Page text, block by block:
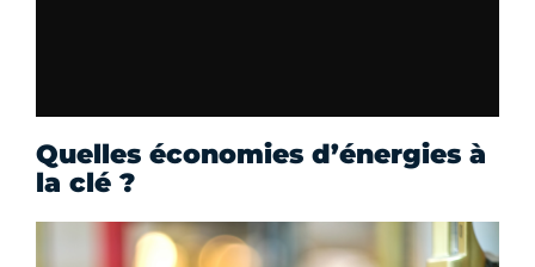
Quelles économies d’énergies à
la clé ?